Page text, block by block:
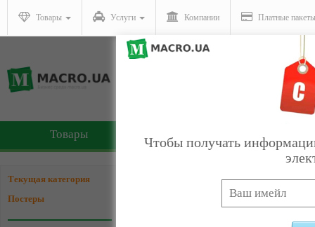
Товары Услуги Компании Платные пакеты
Товары
Текущая категория
Постеры
Компании - Постеры
Чтобы получать